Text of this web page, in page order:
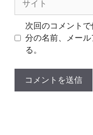
次回のコメント
分の名前、メー
る。